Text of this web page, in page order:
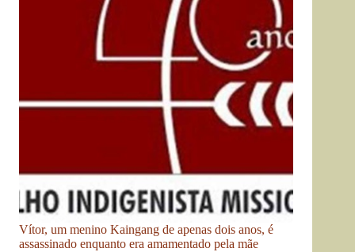
Vítor, um menino Kaingang de apenas dois anos, é
assassinado enquanto era amamentado pela mãe